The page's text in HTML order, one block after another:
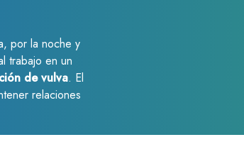
por la noche y
trabajo en un
de vulva. El
relaciones